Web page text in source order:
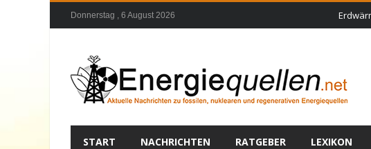
Donnerstag , 6 August 2026
START NACHRICHTEN RATGEBER LEXIKON